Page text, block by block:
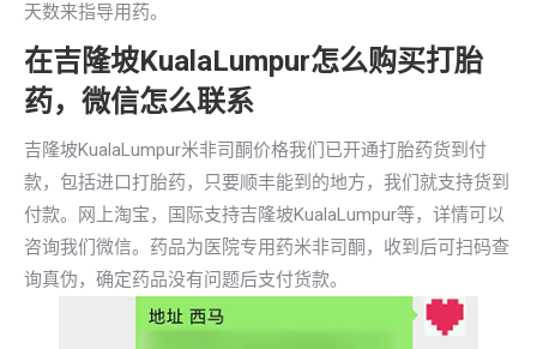
天数来指导用药。
在吉隆坡KualaLumpur怎么购买打胎
药，微信怎么联系
吉隆坡KualaLumpur米非司酮价格我们已开通打胎药货到付
款，包括进口打胎药，只要顺丰能到的地方，我们就支持货到
付款。网上淘宝，国际支持吉隆坡KualaLumpur等，详情可以
咨询我们微信。药品为医院专用药米非司酮，收到后可扫码查
询真伪，确定药品没有问题后支付货款。